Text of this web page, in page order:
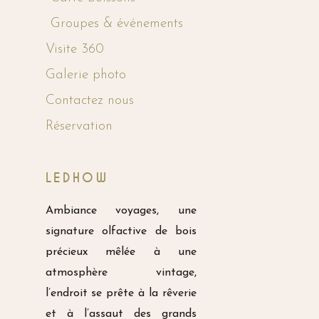
Groupes & événements
Visite 360
Galerie photo
Contactez nous
Réservation
LEDHOW
Ambiance voyages, une
signature olfactive de bois
précieux mêlée à une
atmosphère vintage,
l’endroit se prête à la rêverie
et à l’assaut des grands